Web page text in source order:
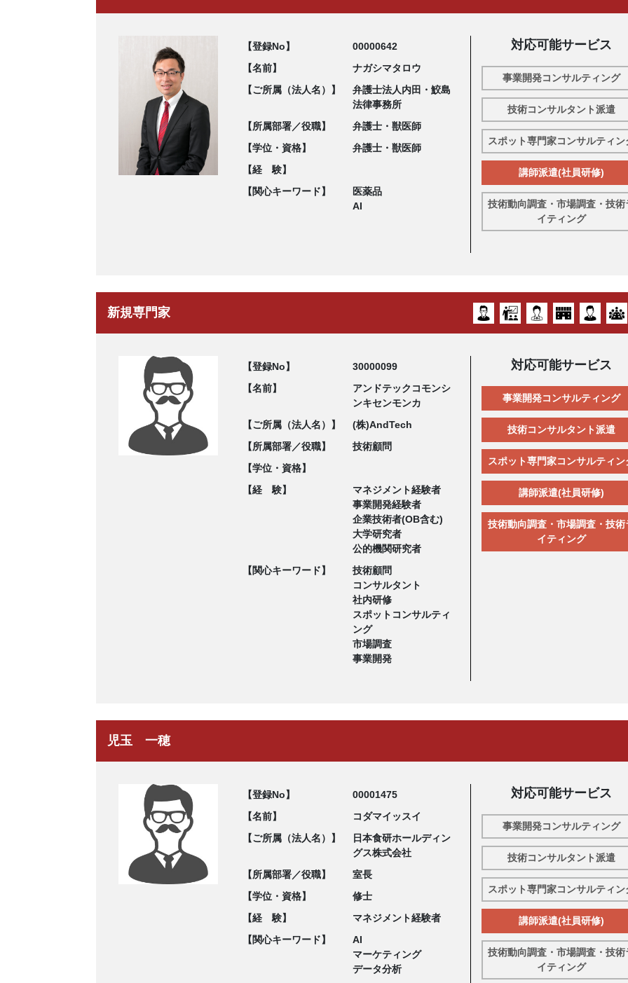
【登録No】
00000642
【名前】
ナガシマタロウ
【ご所属（法人名）】
弁護士法人内田・鮫島
法律事務所
【所属部署／役職】
弁護士・獣医師
【学位・資格】
弁護士・獣医師
【経 験】
【関心キーワード】
医薬品
AI
対応可能サービス
事業開発コンサルティング
技術コンサルタント派遣
スポット専門家コンサルティン
講師派遣(社員研修)
技術動向調査・市場調査・技術
イティング
新規専門家
【登録No】
30000099
【名前】
アンドテックコモンシ
ンキセンモンカ
【ご所属（法人名）】
(株)AndTech
【所属部署／役職】
技術顧問
【学位・資格】
【経 験】
マネジメント経験者
事業開発経験者
企業技術者(OB含む)
大学研究者
公的機関研究者
【関心キーワード】
技術顧問
コンサルタント
社内研修
スポットコンサルティ
ング
市場調査
事業開発
対応可能サービス
事業開発コンサルティング
技術コンサルタント派遣
スポット専門家コンサルティン
講師派遣(社員研修)
技術動向調査・市場調査・技術
イティング
児玉 一穂
【登録No】
00001475
【名前】
コダマイッスイ
【ご所属（法人名）】
日本食研ホールディン
グス株式会社
【所属部署／役職】
室長
【学位・資格】
修士
【経 験】
マネジメント経験者
【関心キーワード】
AI
マーケティング
データ分析
対応可能サービス
事業開発コンサルティング
技術コンサルタント派遣
スポット専門家コンサルティン
講師派遣(社員研修)
技術動向調査・市場調査・技術
イティング